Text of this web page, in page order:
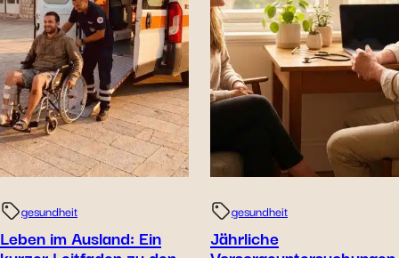
gesundheit
Leben im Ausland: Ein
gesundheit
Jährliche